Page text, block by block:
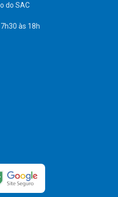
do SAC
às 18h